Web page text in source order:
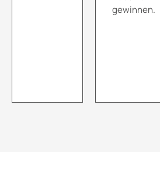
gewinnen.